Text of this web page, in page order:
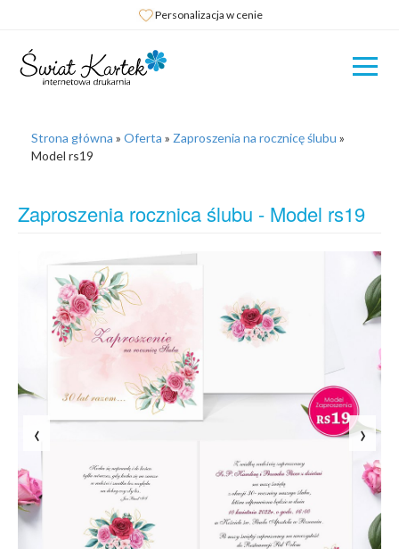
Personalizacja w cenie
Strona główna » Oferta » Zaproszenia na rocznicę ślubu »
Model rs19
Zaproszenia rocznica ślubu - Model rs19
‹ ›